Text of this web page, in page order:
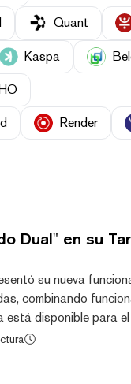
Quant
Kaspa
Render
Dual" en su
su nueva
combinando
está disponible para
temprano y está